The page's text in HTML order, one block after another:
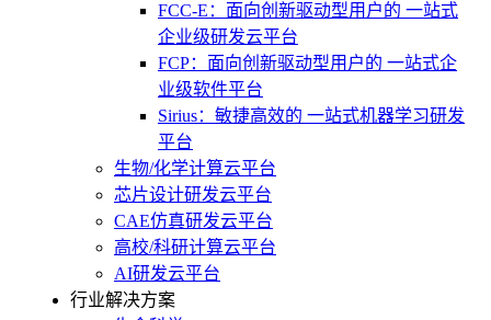
FCC-E：面向创新驱动型用户的 一站式
企业级研发云平台
FCP：面向创新驱动型用户的 一站式企
业级软件平台
Sirius：敏捷高效的 一站式机器学习研发
平台
生物/化学计算云平台
芯片设计研发云平台
CAE仿真研发云平台
高校/科研计算云平台
AI研发云平台
行业解决方案